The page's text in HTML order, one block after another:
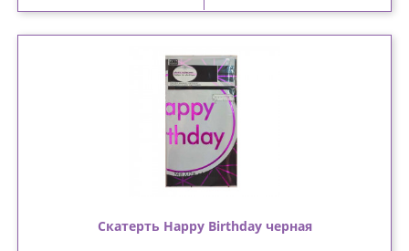
Скатерть Happy Birthday черная